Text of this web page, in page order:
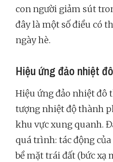
con người giảm sút
đây là một số điều có
ngày hè.
Hiệu ứng đảo nhiệt
Hiệu ứng đảo nhiệt đô
tượng nhiệt độ thành
khu vực xung quanh.
quá trình: tác động
bề mặt trái đất (bức xạ